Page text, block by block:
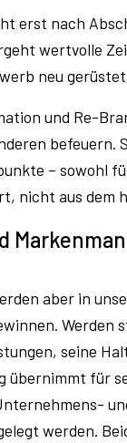
erst nach
wertvolle
neu
und Re-
– sowohl
nicht aus dem
aber in
seine
übernimmt für
werden.